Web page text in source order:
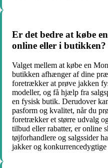
Er det bedre at købe
online eller i butikken?
Valget mellem at købe en
butikken afhænger af dine
foretrækker at prøve jakken
modeller, og få hjælp fra
en fysisk butik. Derudover
pasform og kvalitet, når du
foretrækker et større udvalg
tilbud eller rabatter, er online
tøjforhandlere og salgssider
jakker og konkurrencedygtige